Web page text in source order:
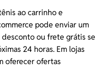
ao carrinho e
pode enviar um
ou frete grátis se
24 horas. Em lojas
oferecer ofertas